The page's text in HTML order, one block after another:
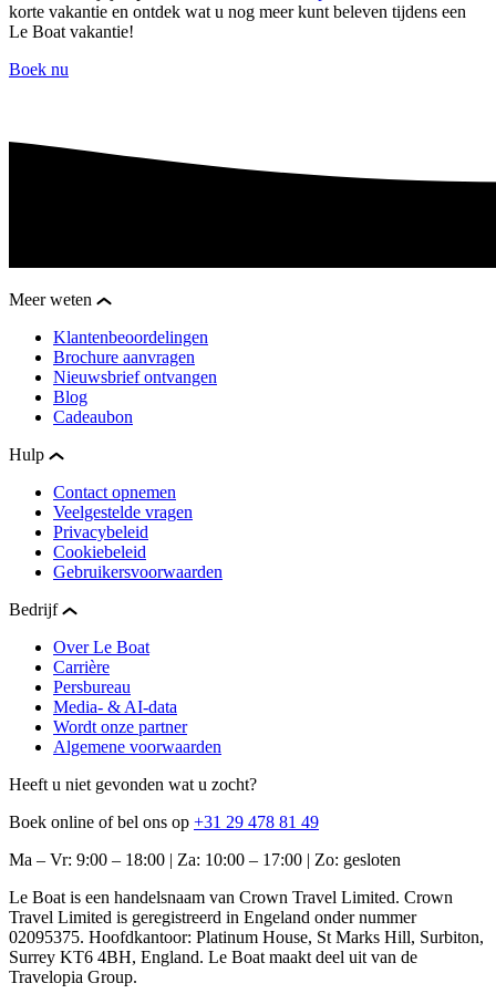
korte vakantie en ontdek wat u nog meer kunt beleven tijdens een
Le Boat vakantie!
Boek nu
Meer weten
Klantenbeoordelingen
Brochure aanvragen
Nieuwsbrief ontvangen
Blog
Cadeaubon
Hulp
Contact opnemen
Veelgestelde vragen
Privacybeleid
Cookiebeleid
Gebruikersvoorwaarden
Bedrijf
Over Le Boat
Carrière
Persbureau
Media- & AI-data
Wordt onze partner
Algemene voorwaarden
Heeft u niet gevonden wat u zocht?
Boek online of bel ons op +31 29 478 81 49
Ma – Vr: 9:00 – 18:00 | Za: 10:00 – 17:00 | Zo: gesloten
Le Boat is een handelsnaam van Crown Travel Limited. Crown
Travel Limited is geregistreerd in Engeland onder nummer
02095375. Hoofdkantoor: Platinum House, St Marks Hill, Surbiton,
Surrey KT6 4BH, England. Le Boat maakt deel uit van de
Travelopia Group.